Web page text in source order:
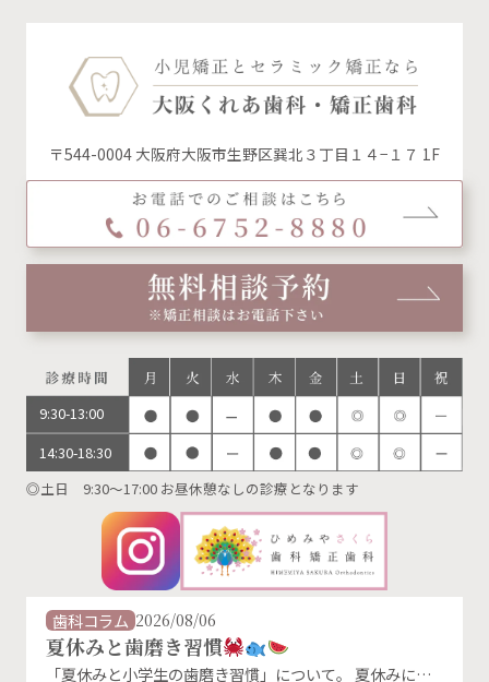
〒544-0004 大阪府大阪市生野区巽北３丁目１４−１７ 1F
9:30-13:00
14:30-18:30
◎土日 9:30～17:00 お昼休憩なしの診療となります
歯科コラム 2026/08/06
夏休みと歯磨き習慣
「夏休みと小学生の歯磨き習慣」について。 夏休みに入